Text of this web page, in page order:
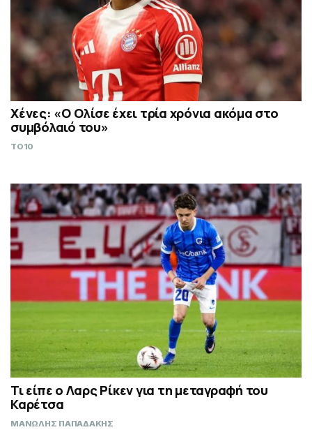
Χένες: «Ο Ολίσε έχει τρία χρόνια ακόμα στο
συμβόλαιό του»
TO10
Τι είπε ο Λαρς Ρίκεν για τη μεταγραφή του
Καρέτσα
ΜΑΝΩΛΗΣ ΠΑΠΑΔΑΚΗΣ